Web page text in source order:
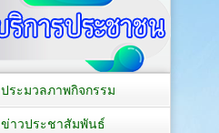
ประมวลภาพกิจกรรม
ข่าวประชาสัมพันธ์